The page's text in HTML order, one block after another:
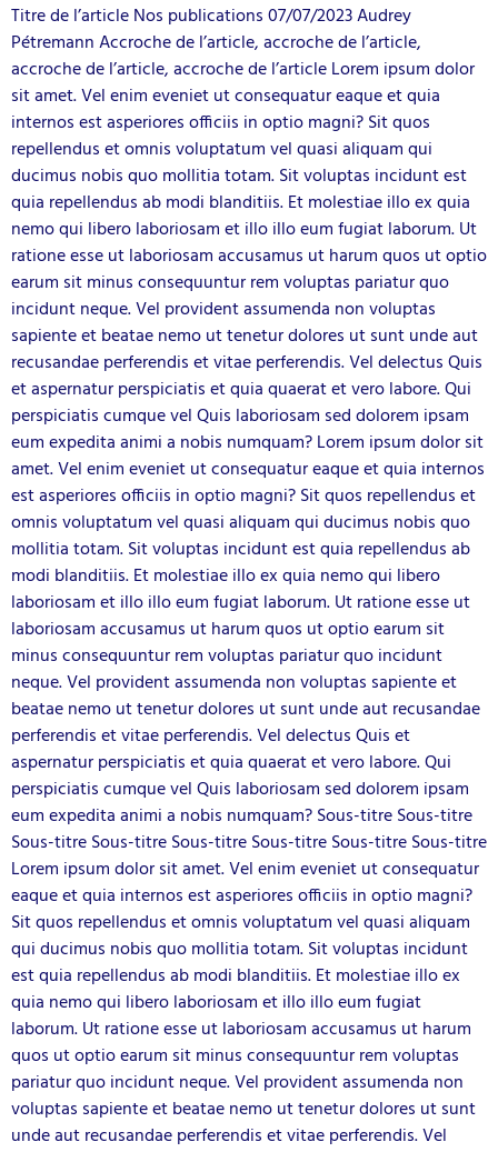
Titre de l’article Nos publications 07/07/2023 Audrey
Pétremann Accroche de l’article, accroche de l’article,
accroche de l’article, accroche de l’article Lorem ipsum dolor
sit amet. Vel enim eveniet ut consequatur eaque et quia
internos est asperiores officiis in optio magni? Sit quos
repellendus et omnis voluptatum vel quasi aliquam qui
ducimus nobis quo mollitia totam. Sit voluptas incidunt est
quia repellendus ab modi blanditiis. Et molestiae illo ex quia
nemo qui libero laboriosam et illo illo eum fugiat laborum. Ut
ratione esse ut laboriosam accusamus ut harum quos ut optio
earum sit minus consequuntur rem voluptas pariatur quo
incidunt neque. Vel provident assumenda non voluptas
sapiente et beatae nemo ut tenetur dolores ut sunt unde aut
recusandae perferendis et vitae perferendis. Vel delectus Quis
et aspernatur perspiciatis et quia quaerat et vero labore. Qui
perspiciatis cumque vel Quis laboriosam sed dolorem ipsam
eum expedita animi a nobis numquam? Lorem ipsum dolor sit
amet. Vel enim eveniet ut consequatur eaque et quia internos
est asperiores officiis in optio magni? Sit quos repellendus et
omnis voluptatum vel quasi aliquam qui ducimus nobis quo
mollitia totam. Sit voluptas incidunt est quia repellendus ab
modi blanditiis. Et molestiae illo ex quia nemo qui libero
laboriosam et illo illo eum fugiat laborum. Ut ratione esse ut
laboriosam accusamus ut harum quos ut optio earum sit
minus consequuntur rem voluptas pariatur quo incidunt
neque. Vel provident assumenda non voluptas sapiente et
beatae nemo ut tenetur dolores ut sunt unde aut recusandae
perferendis et vitae perferendis. Vel delectus Quis et
aspernatur perspiciatis et quia quaerat et vero labore. Qui
perspiciatis cumque vel Quis laboriosam sed dolorem ipsam
eum expedita animi a nobis numquam? Sous-titre Sous-titre
Sous-titre Sous-titre Sous-titre Sous-titre Sous-titre Sous-titre
Lorem ipsum dolor sit amet. Vel enim eveniet ut consequatur
eaque et quia internos est asperiores officiis in optio magni?
Sit quos repellendus et omnis voluptatum vel quasi aliquam
qui ducimus nobis quo mollitia totam. Sit voluptas incidunt
est quia repellendus ab modi blanditiis. Et molestiae illo ex
quia nemo qui libero laboriosam et illo illo eum fugiat
laborum. Ut ratione esse ut laboriosam accusamus ut harum
quos ut optio earum sit minus consequuntur rem voluptas
pariatur quo incidunt neque. Vel provident assumenda non
voluptas sapiente et beatae nemo ut tenetur dolores ut sunt
unde aut recusandae perferendis et vitae perferendis. Vel